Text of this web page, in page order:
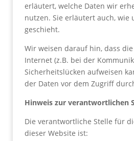
erläutert, welche Daten wir
nutzen. Sie erläutert auch, wie
geschieht.
Wir weisen darauf hin, dass
Internet (z.B. bei der
Sicherheitslücken aufweisen
der Daten vor dem Zugriff
Hinweis zur verantwortlichen
Die verantwortliche Stelle für
dieser Website ist: